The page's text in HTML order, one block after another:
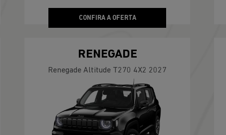
CONFIRA A OFERTA
RENEGADE
Renegade Altitude T270 4X2 2027